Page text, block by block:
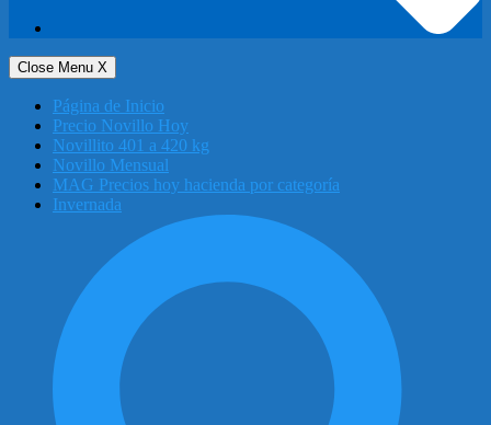
Close Menu X
Página de Inicio
Precio Novillo Hoy
Novillito 401 a 420 kg
Novillo Mensual
MAG Precios hoy hacienda por categoría
Invernada